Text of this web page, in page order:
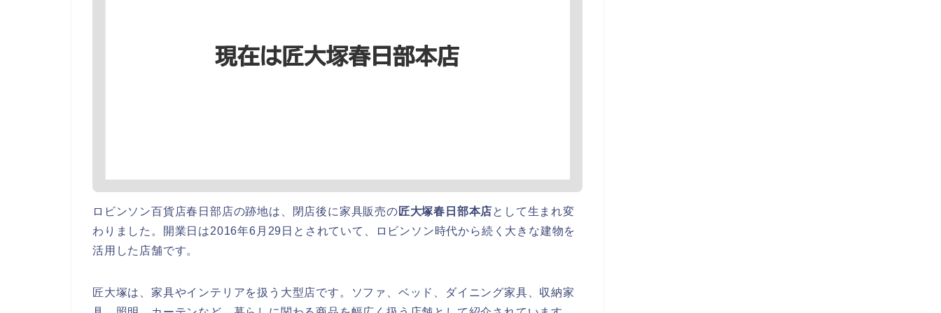
ロビンソン百貨店春日部店の跡地は、閉店後に家具販売の匠大塚春日部本店として生まれ変
わりました。開業日は2016年6月29日とされていて、ロビンソン時代から続く大きな建物を
活用した店舗です。
匠大塚は、家具やインテリアを扱う大型店です。ソファ、ベッド、ダイニング家具、収納家